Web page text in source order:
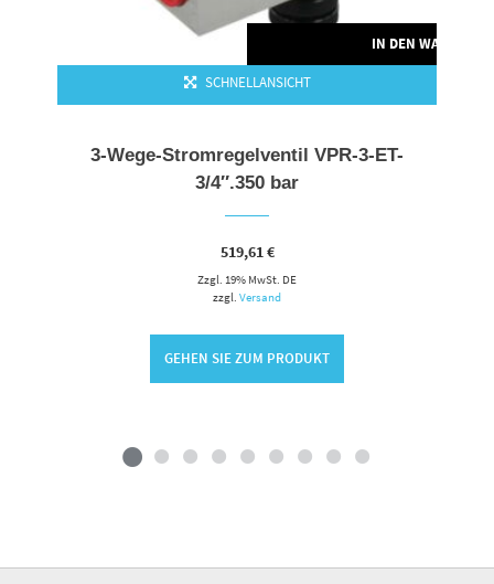
IN DEN
SCHNELLANSICHT
3-Wege-Stromregelventil VPR-3-ET-
3/4″.350 bar
519,61€
Zzgl. 19% MwSt. DE
zzgl.Versand
GEHEN SIE ZUM PRODUKT